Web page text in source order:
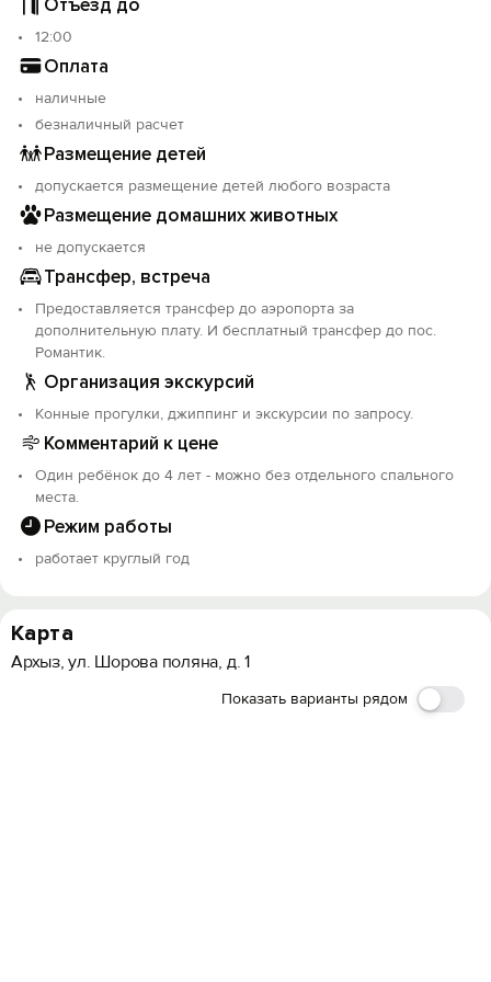
нашего озера форель и приготовить на мангале.
Объект прошёл классификацию. Номер реестровой
12:00
Оплата
наличные
безналичный расчет
Размещение детей
допускается размещение детей любого возраста
Размещение домашних животных
не допускается
Трансфер, встреча
Предоставляется трансфер до аэропорта за
дополнительную плату. И бесплатный трансфер до пос.
Романтик.
Организация экскурсий
Конные прогулки, джиппинг и экскурсии по запросу.
Комментарий к цене
Один ребёнок до 4 лет - можно без отдельного спального
места.
Режим работы
работает круглый год
Карта
Архыз, ул. Шорова поляна, д. 1
Показать варианты рядом